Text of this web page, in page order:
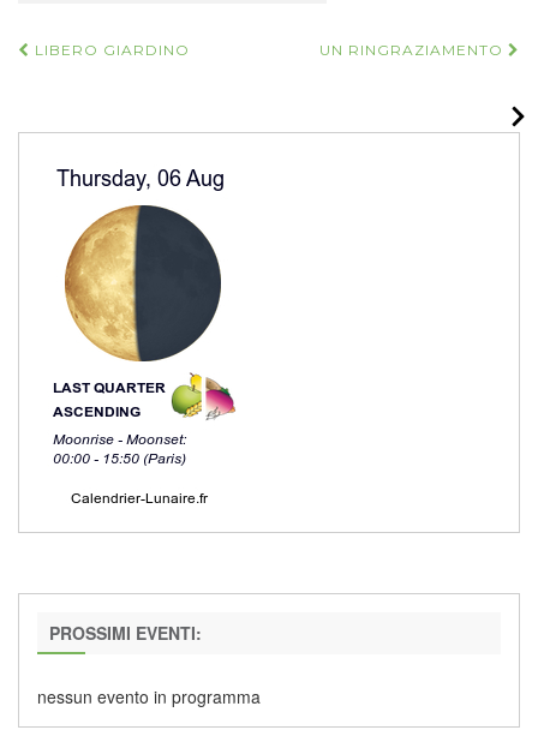
Navigazione
LIBERO GIARDINO UN RINGRAZIAMENTO
PROSSIMI EVENTI:
nessun evento in programma